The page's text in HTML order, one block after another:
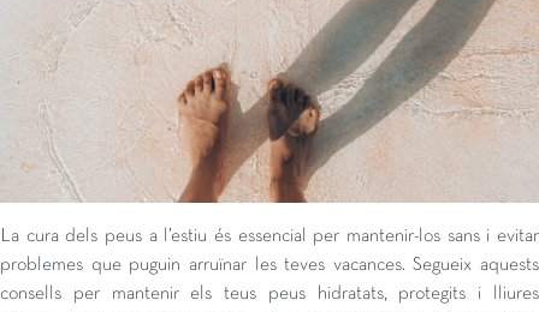
La cura dels peus a l’estiu és essencial per mantenir-los sans i evitar
problemes que puguin arruïnar les teves vacances. Segueix aquests
consells per mantenir els teus peus hidratats, protegits i lliures